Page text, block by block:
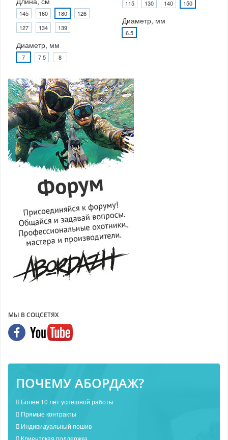
145 160 180
126
127
134 139
Диаметр, мм
7 7.5 8
115 130 140 150
Диаметр, мм
6.5
МЫ В СОЦСЕТЯХ
ПОЧЕМУ АБОРДАЖ?
Более 10 лет успешной работы
Прямые контракты
Индивидуальный пошив
Клиентская поддержка